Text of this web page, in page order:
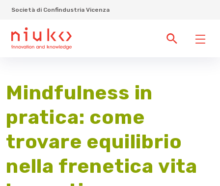
Società di Confindustria Vicenza
Mindfulness in
pratica: come
trovare equilibrio
nella frenetica vita